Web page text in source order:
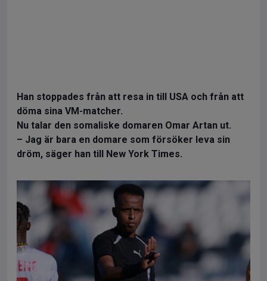
Han stoppades från att resa in till USA och från att
döma sina VM-matcher.
Nu talar den somaliske domaren Omar Artan ut.
– Jag är bara en domare som försöker leva sin
dröm, säger han till New York Times.